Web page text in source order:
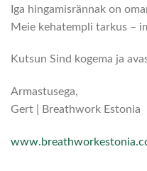
Iga hingamisrännak on
Meie kehatempli tarkus –
Kutsun Sind kogema ja
Armastusega,
Gert | Breathwork Estonia